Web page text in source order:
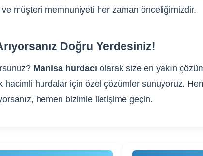
ve müşteri memnuniyeti her zaman önceliğimizdir.
Doğru Yerdesiniz!
Manisa hurdacı olarak size en yakın
hacimli hurdalar için özel çözümler sunuyoruz.
hemen bizimle iletişime geçin.